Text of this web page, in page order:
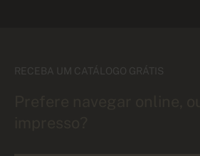
RECEBA UM CATÁLOGO GRÁTIS